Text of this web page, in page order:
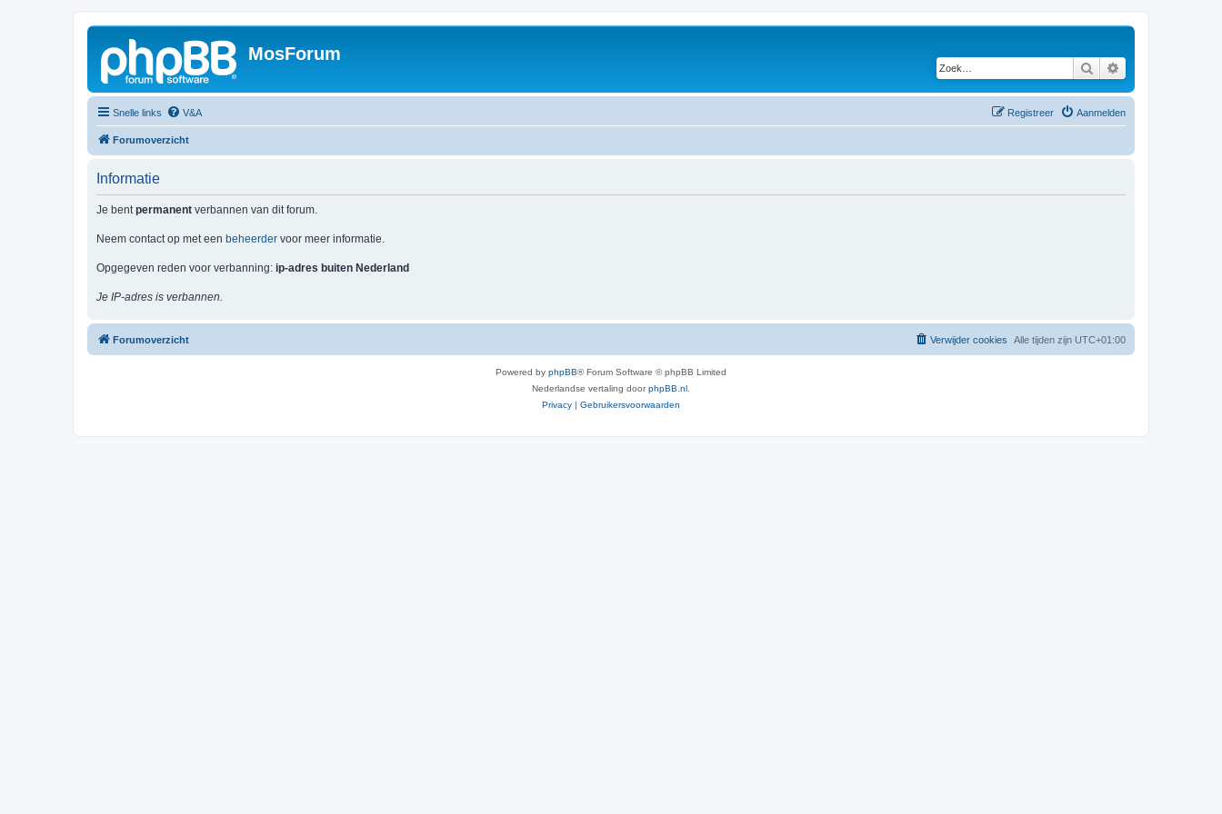
MosForum
Zoek
Snelle links V&A Aanmelden
Registreer
Forumoverzicht
Informatie
Je bentpermanent verbannen van dit forum.
Neem contact op met een beheerder voor meer informatie.
Opgegeven reden voor verbanning: ip-adres buiten Nederland
Je IP-adres is verbannen.
Forumoverzicht Alle tijden zijn UTC+01:00
Verwijder cookies
Powered by phpBB® Forum Software © phpBB Limited
Nederlandse vertaling doorphpBB.nl
Privacy | Gebruikersvoorwaarden